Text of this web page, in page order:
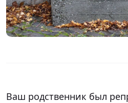
Ваш родственник был